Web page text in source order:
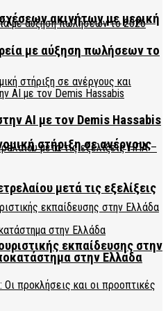
ακινήτων με μερική
στήριξη σε ανέργους
εκπαίδευσης στην
με αύξηση πωλήσεων το
AI με τον Demis Hassabis
μετά τις εξελίξεις
στην Ελλάδα